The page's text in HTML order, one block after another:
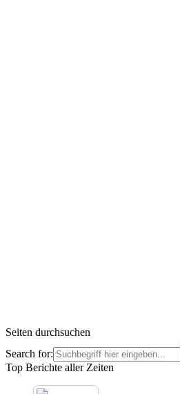
Seiten durchsuchen
Search for:
Top Berichte aller Zeiten